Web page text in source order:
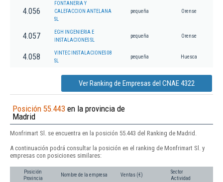
4.056
FONTANERIA Y
CALEFACCION ANTELANA
SL
pequeña Orense
4.057
EGH INGENIERIA E
INSTALACIONES SL
pequeña Orense
4.058
VINTEC INSTALACIONES 08
SL
pequeña Huesca
Ver Ranking de Empresas del CNAE 4322
Posición 55.443 en la provincia de
Madrid
Monfrimart Sl. se encuentra en la posición 55.443 del Ranking de Madrid.
A continuación podrá consultar la posición en el ranking de Monfrimart Sl. y
empresas con posiciones similares:
Posición
Provincia
Nombre de la empresa Ventas (€)
Sector
Actividad